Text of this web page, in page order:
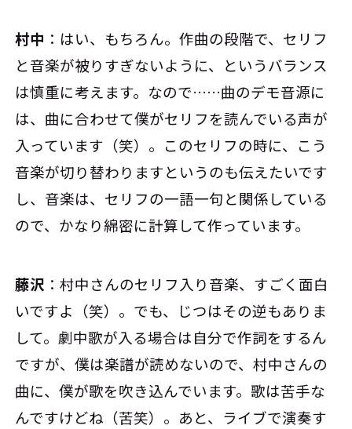
村中 ：はい、もちろん。作曲の段階で、セリフ
と音楽が被りすぎないように、というバランス
は慎重に考えます。なので……曲のデモ音源に
は、曲に合わせて僕がセリフを読んでいる声が
入っています（笑）。このセリフの時に、こう
音楽が切り替わりますというのも伝えたいです
し、音楽は、セリフの一語一句と関係している
ので、かなり綿密に計算して作っています。
藤沢 ：村中さんのセリフ入り音楽、すごく面白
いですよ（笑）。でも、じつはその逆もありま
して。劇中歌が入る場合は自分で作詞をするん
ですが、僕は楽譜が読めないので、村中さんの
曲に、僕が歌を吹き込んでいます。歌は苦手な
んですけどね（苦笑）。あと、ライブで演奏す